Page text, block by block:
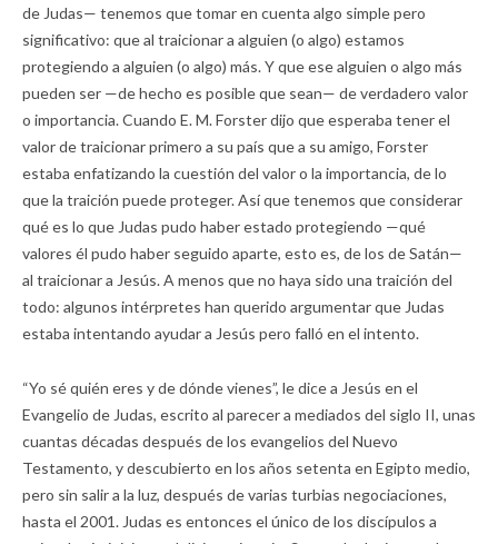
de Judas— tenemos que tomar en cuenta algo simple pero
significativo: que al traicionar a alguien (o algo) estamos
protegiendo a alguien (o algo) más. Y que ese alguien o algo más
pueden ser —de hecho es posible que sean— de verdadero valor
o importancia. Cuando E. M. Forster dijo que esperaba tener el
valor de traicionar primero a su país que a su amigo, Forster
estaba enfatizando la cuestión del valor o la importancia, de lo
que la traición puede proteger. Así que tenemos que considerar
qué es lo que Judas pudo haber estado protegiendo —qué
valores él pudo haber seguido aparte, esto es, de los de Satán—
al traicionar a Jesús. A menos que no haya sido una traición del
todo: algunos intérpretes han querido argumentar que Judas
estaba intentando ayudar a Jesús pero falló en el intento.
“Yo sé quién eres y de dónde vienes”, le dice a Jesús en el
Evangelio de Judas, escrito al parecer a mediados del siglo II, unas
cuantas décadas después de los evangelios del Nuevo
Testamento, y descubierto en los años setenta en Egipto medio,
pero sin salir a la luz, después de varias turbias negociaciones,
hasta el 2001. Judas es entonces el único de los discípulos a